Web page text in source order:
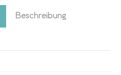
Beschreibung